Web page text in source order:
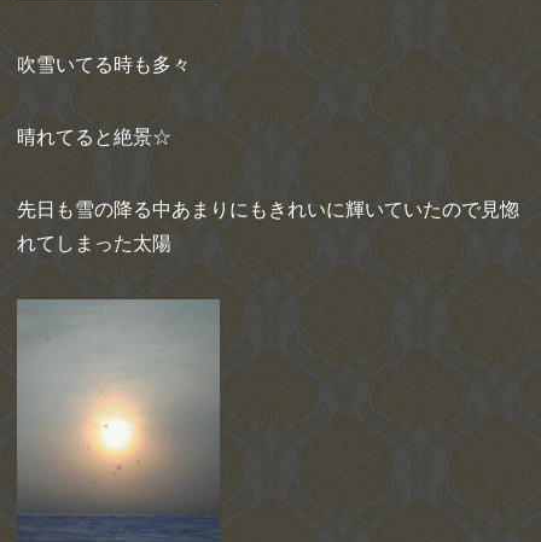
吹雪いてる時も多々
晴れてると絶景☆
先日も雪の降る中あまりにもきれいに輝いていたので見惚
れてしまった太陽